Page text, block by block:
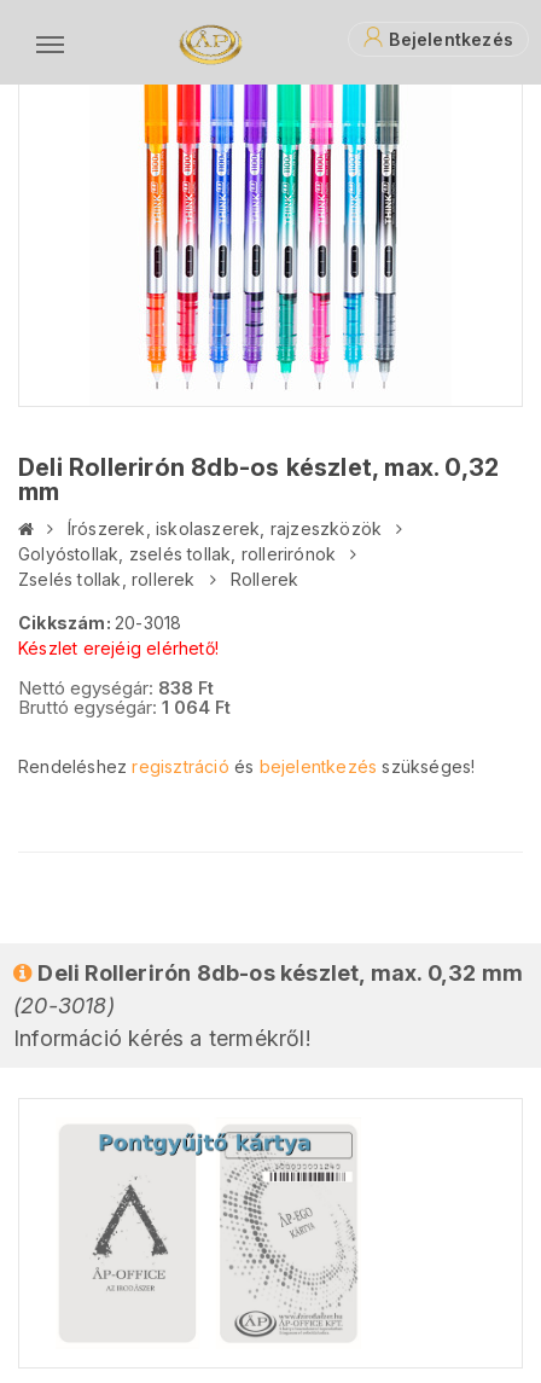
Bejelentkezés
Deli Rollerirón 8db-os készlet, max. 0,32
mm
Írószerek, iskolaszerek, rajzeszközök
Golyóstollak, zselés tollak, rollerirónok
Zselés tollak, rollerek
Rollerek
Cikkszám: 20-3018
Készlet erejéig elérhető!
Nettó egységár: 838 Ft
Bruttó egységár: 1 064 Ft
Rendeléshezregisztráció és bejelentkezés szükséges!
Deli Rollerirón 8db-os készlet, max. 0,32 mm
(20-3018)
Információ kérés a termékről!